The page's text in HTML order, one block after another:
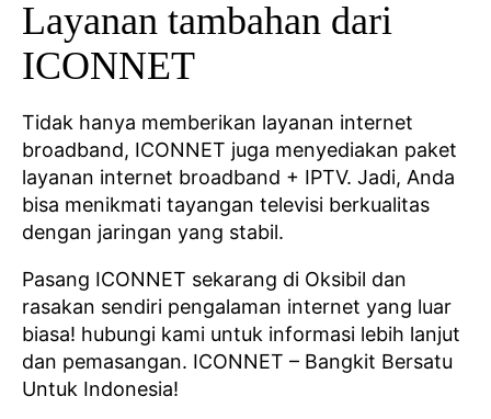
Layanan tambahan dari
ICONNET
Tidak hanya memberikan layanan internet
broadband, ICONNET juga menyediakan paket
layanan internet broadband + IPTV. Jadi, Anda
bisa menikmati tayangan televisi berkualitas
dengan jaringan yang stabil.
Pasang ICONNET sekarang di Oksibil dan
rasakan sendiri pengalaman internet yang luar
biasa! hubungi kami untuk informasi lebih lanjut
dan pemasangan. ICONNET – Bangkit Bersatu
Untuk Indonesia!